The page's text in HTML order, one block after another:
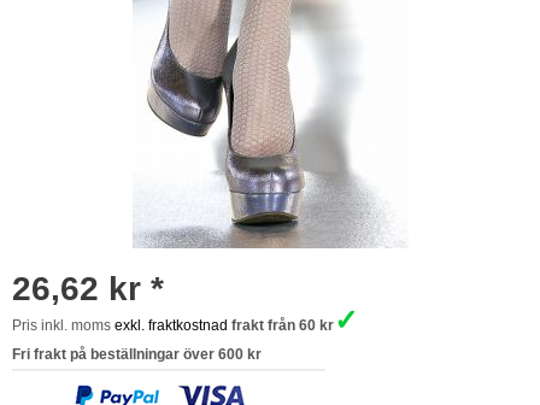
26,62 kr *
Pris inkl. moms exkl. fraktkostnad frakt från 60 kr ✓
Fri frakt på beställningar över 600 kr